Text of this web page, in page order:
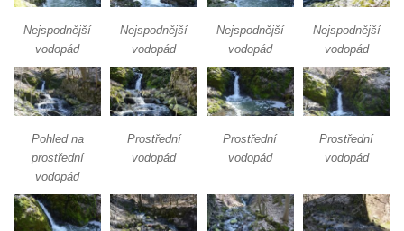
Skleněné vodopády
Dolanský vodopád
Tambušské vodopády
Hartmanův vodopád
Pekelský vodopád
Vodopády na Kamenném potoce
Nejspodnější
vodopád
Nejspodnější
vodopád
Nejspodnější
vodopád
Nejspodnější
vodopád
Pohled na
prostřední
vodopád
Prostřední
vodopád
Prostřední
vodopád
Prostřední
vodopád